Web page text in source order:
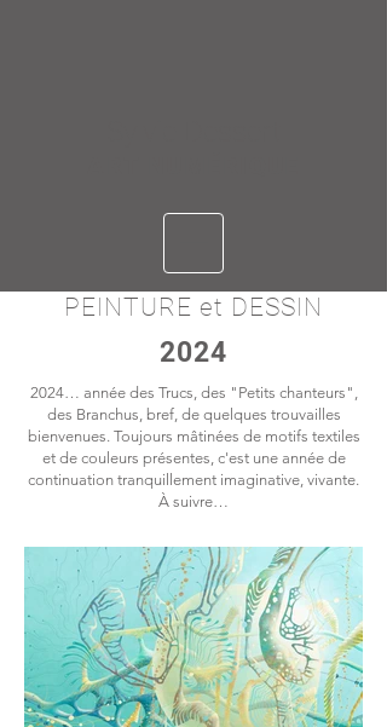
PEINTURE et DESSIN
2024
2024… année des Trucs, des "Petits chanteurs",
des Branchus, bref, de quelques trouvailles
bienvenues. Toujours mâtinées de motifs textiles
et de couleurs présentes, c'est une année de
continuation tranquillement imaginative, vivante.
À suivre…